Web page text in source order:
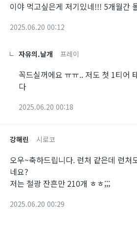
이야 먹고싶은게 저기있네!!! 5개월간
2025.06.20 00:12
자유의.날개 프레이
꼭드실꺼에요 ㅠㅠ.. 저도 첫 1티어
다
2025.06.20 00:18
강해린 시로코
오우~축하드립니다. 런처 같은데 런처
네요?
저는 철광 잔흔만 210개 ㅎㅎ;;;
2025.06.20 00:29